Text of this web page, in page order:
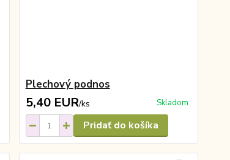
Plechový podnos
5,40 EUR/ks Skladom
Pridať do košíka